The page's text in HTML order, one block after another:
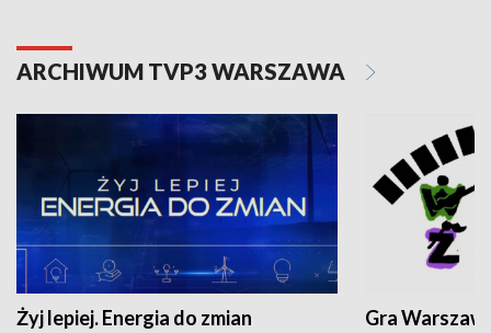
ARCHIWUM TVP3 WARSZAWA
Żyj lepiej. Energia do zmian Gra